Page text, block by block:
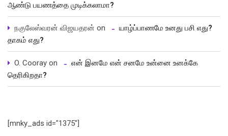
ஆண்டு பயணத்தை முடிக்கலாமா?
நகுலேஸ்வரன் விஜயதரன் on
யாழ்ப்பாணமே உனது பசி எது?
தாகம் எது?
O. Cooray on
என் இனமே என் சனமே உன்னை உனக்கே
தெரிகிறதா?
[mnky_ads id="1375"]